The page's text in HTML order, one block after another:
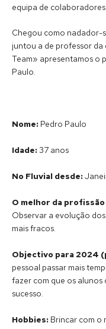
equipa de colaboradores
Chegou como nadador-
juntou a de professor
Team» apresentamos o
Paulo.
Nome: Pedro Paulo
Idade:37 anos
No Fluvial desde:
O melhor da
Observar a evolução
mais fracos.
Objectivo para 2024
pessoal passar mais
fazer com que os
sucesso.
Hobbies: Brincar com o